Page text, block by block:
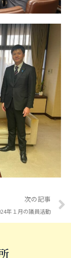
次の記事
年１月の議員活動